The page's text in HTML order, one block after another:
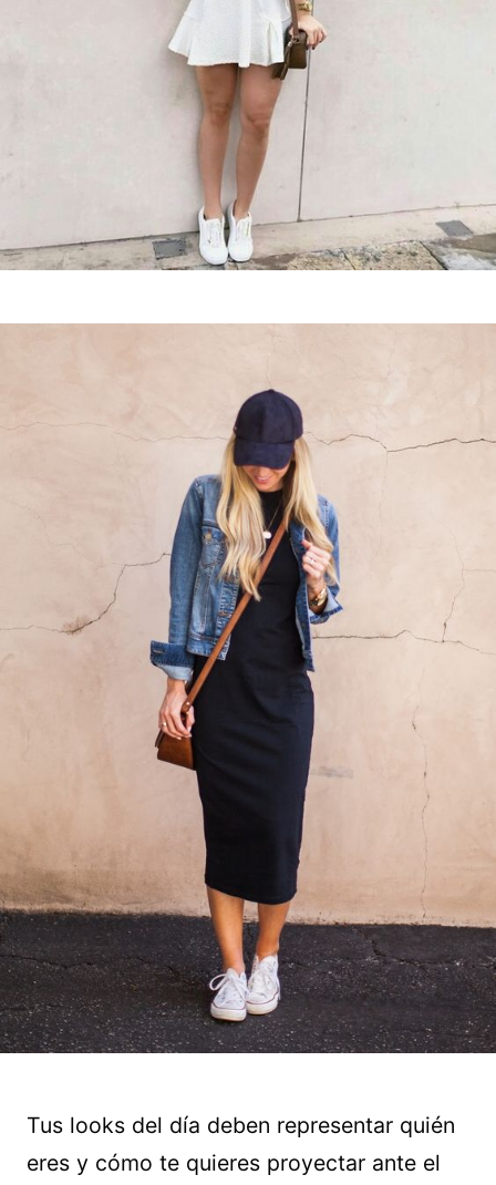
Tus looks del día deben representar quién
eres y cómo te quieres proyectar ante el